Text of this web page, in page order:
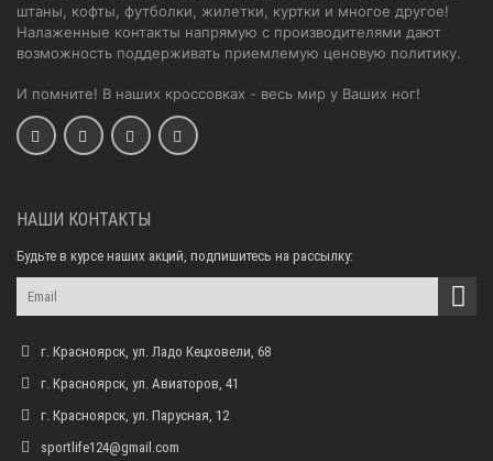
штаны, кофты, футболки, жилетки, куртки и многое другое!
Налаженные контакты напрямую с производителями дают
возможность поддерживать приемлемую ценовую политику.
И помните! В наших кроссовках - весь мир у Ваших ног!
НАШИ КОНТАКТЫ
Будьте в курсе наших акций, подпишитесь на рассылку:
г. Красноярск, ул. Ладо Кецховели, 68
г. Красноярск, ул. Авиаторов, 41
г. Красноярск, ул. Парусная, 12
sportlife124@gmail.com